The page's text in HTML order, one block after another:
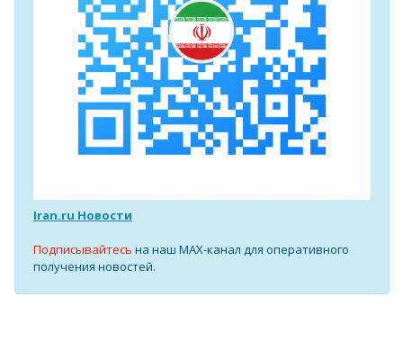
Iran.ru Новости
Подписывайтесь на наш MAX-канал для оперативного
получения новостей.